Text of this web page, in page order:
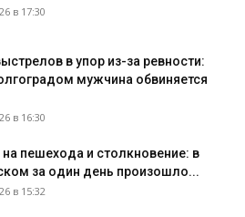
в 17:30
в упор из-за ревности:
мужчина обвиняется
в 16:30
на пешехода и столкновение: в
за один день произошло...
в 15:32